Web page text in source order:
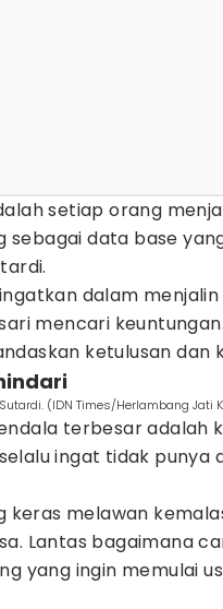
setiap orang
data base
dalam
mencari
ketulusan dan
(IDN Times/Herlambang Jati
terbesar adalah
ingat tidak
keras melawan
Lantas bagaimana
yang ingin memulai